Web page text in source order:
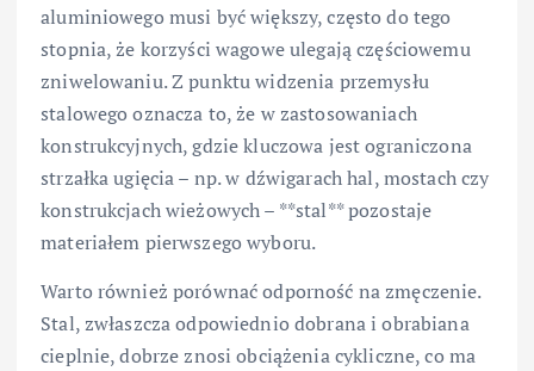
aluminiowego musi być większy, często do tego
stopnia, że korzyści wagowe ulegają częściowemu
zniwelowaniu. Z punktu widzenia przemysłu
stalowego oznacza to, że w zastosowaniach
konstrukcyjnych, gdzie kluczowa jest ograniczona
strzałka ugięcia – np. w dźwigarach hal, mostach czy
konstrukcjach wieżowych – **stal** pozostaje
materiałem pierwszego wyboru.
Warto również porównać odporność na zmęczenie.
Stal, zwłaszcza odpowiednio dobrana i obrabiana
cieplnie, dobrze znosi obciążenia cykliczne, co ma